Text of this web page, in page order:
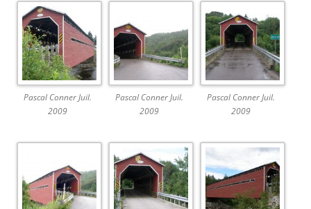
Pascal Conner Juil.
2009
Pascal Conner Juil.
2009
Pascal Conner Juil.
2009